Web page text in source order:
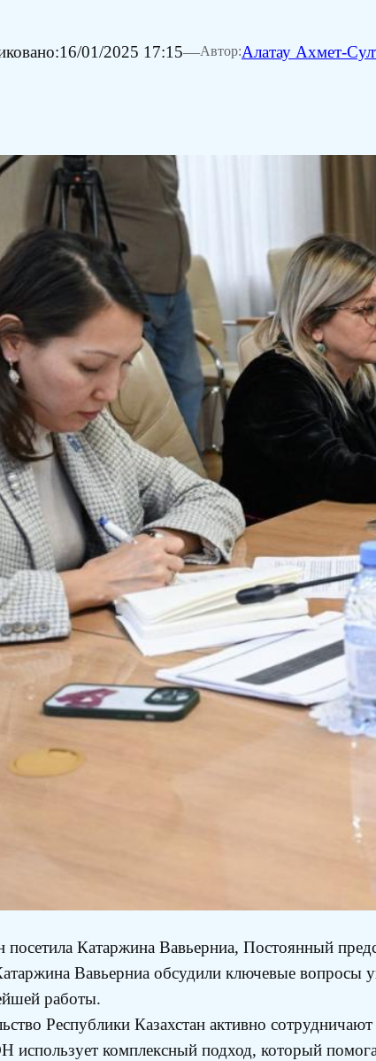
16/01/2025 17:15—Автор:Алатау Ахмет-
посетила Катаржина Вавьерниа, Постоянный
Вавьерниа обсудили ключевые
работы.
Республики Казахстан активно
использует комплексный подход, который